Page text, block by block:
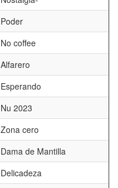
Poder
No coffee
Alfarero
Esperando
Nu 2023
Zona cero
Dama de Mantilla
Delicadeza